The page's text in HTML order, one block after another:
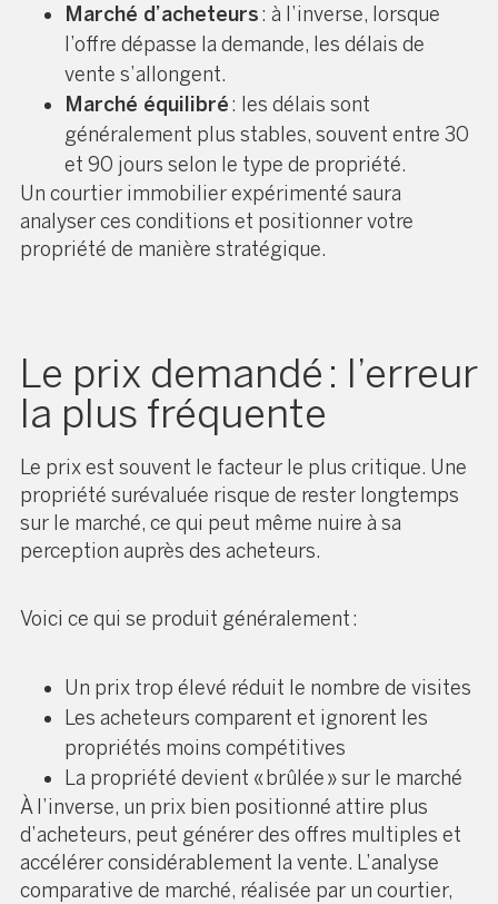
Marché d’acheteurs: à l’inverse, lorsque
l’offre dépasse la demande, les délais de
vente s’allongent.
Marché équilibré: les délais sont
généralement plus stables, souvent entre 30
et 90 jours selon le type de propriété.
Un courtier immobilier expérimenté saura
analyser ces conditions et positionner votre
propriété de manière stratégique.
Le prix demandé : l’erreur
la plus fréquente
Le prix est souvent le facteur le plus critique. Une
propriété surévaluée risque de rester longtemps
sur le marché, ce qui peut même nuire à sa
perception auprès des acheteurs.
Voici ce qui se produit généralement :
Un prix trop élevé réduit le nombre de visites
Les acheteurs comparent et ignorent les
propriétés moins compétitives
La propriété devient « brûlée » sur le marché
À l’inverse, un prix bien positionné attire plus
d’acheteurs, peut générer des offres multiples et
accélérer considérablement la vente. L’analyse
comparative de marché, réalisée par un courtier,